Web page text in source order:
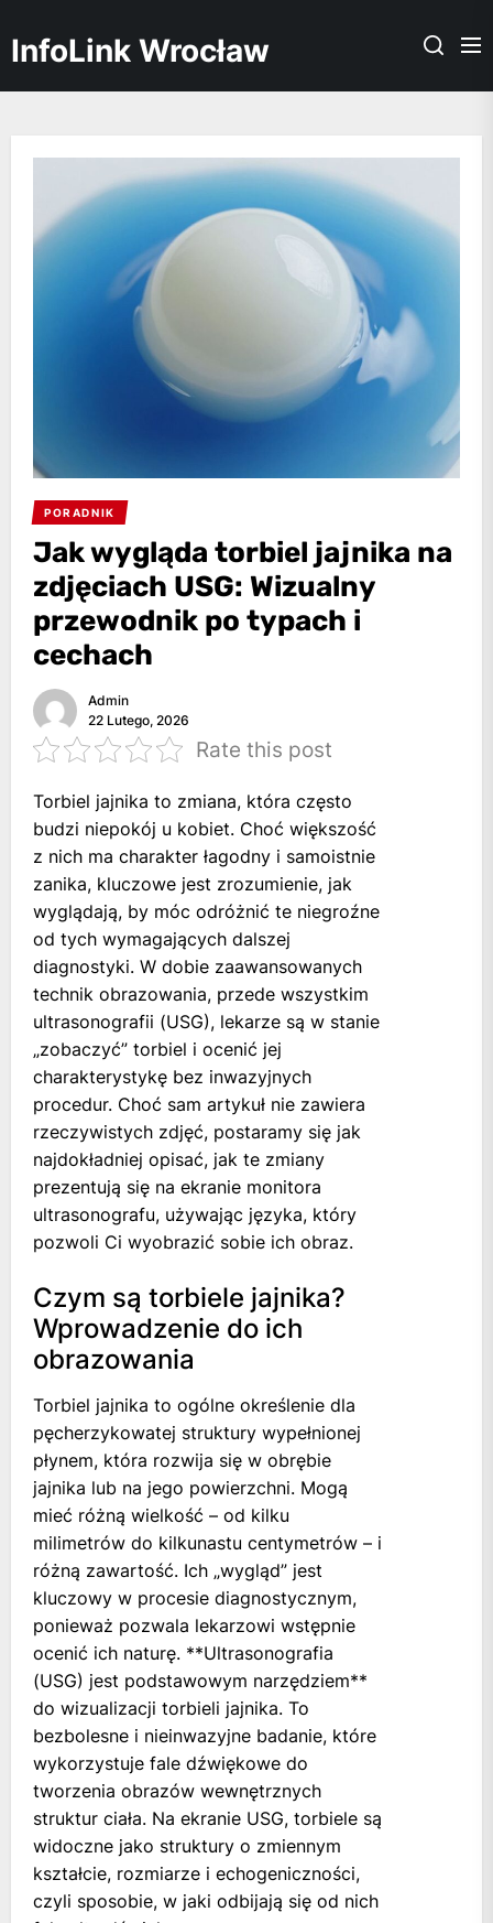
to
the
content
InfoLink Wrocław
PORADNIK
Jak wygląda torbiel jajnika na
zdjęciach USG: Wizualny
przewodnik po typach i
cechach
Admin
22 Lutego, 2026
Rate this post
Torbiel jajnika to zmiana, która często
budzi niepokój u kobiet. Choć większość
z nich ma charakter łagodny i samoistnie
zanika, kluczowe jest zrozumienie, jak
wyglądają, by móc odróżnić te niegroźne
od tych wymagających dalszej
diagnostyki. W dobie zaawansowanych
technik obrazowania, przede wszystkim
ultrasonografii (USG), lekarze są w stanie
„zobaczyć” torbiel i ocenić jej
charakterystykę bez inwazyjnych
procedur. Choć sam artykuł nie zawiera
rzeczywistych zdjęć, postaramy się jak
najdokładniej opisać, jak te zmiany
prezentują się na ekranie monitora
ultrasonografu, używając języka, który
pozwoli Ci wyobrazić sobie ich obraz.
Czym są torbiele jajnika?
Wprowadzenie do ich
obrazowania
Torbiel jajnika to ogólne określenie dla
pęcherzykowatej struktury wypełnionej
płynem, która rozwija się w obrębie
jajnika lub na jego powierzchni. Mogą
mieć różną wielkość – od kilku
milimetrów do kilkunastu centymetrów – i
różną zawartość. Ich „wygląd” jest
kluczowy w procesie diagnostycznym,
ponieważ pozwala lekarzowi wstępnie
ocenić ich naturę. **Ultrasonografia
(USG) jest podstawowym narzędziem**
do wizualizacji torbieli jajnika. To
bezbolesne i nieinwazyjne badanie, które
wykorzystuje fale dźwiękowe do
tworzenia obrazów wewnętrznych
struktur ciała. Na ekranie USG, torbiele są
widoczne jako struktury o zmiennym
kształcie, rozmiarze i echogeniczności,
czyli sposobie, w jaki odbijają się od nich